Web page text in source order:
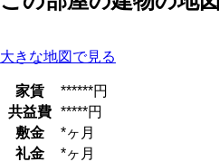
大きな地図で見る
家賃
******円
共益費 *****円
敷金
*ヶ月
礼金
*ヶ月